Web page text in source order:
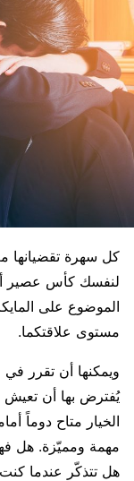
كل سهرة تقضيانها
لنفسك كأس عصير
الموضوع على
مستوى علاقتكما.
ويمكنها أن تقرر
يُفترض بها أن تعيش
الخيار متاح دوماً
مهمة ومميّزة. هل
هل تتذكّر عندما